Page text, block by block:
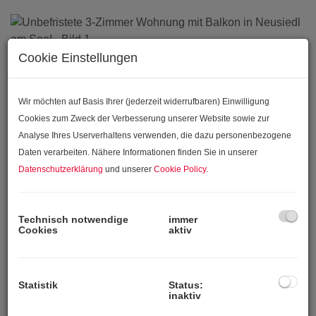
Cookie Einstellungen
Wir möchten auf Basis Ihrer (jederzeit widerrufbaren) Einwilligung
Cookies zum Zweck der Verbesserung unserer Website sowie zur
Analyse Ihres Userverhaltens verwenden, die dazu personenbezogene
Daten verarbeiten. Nähere Informationen finden Sie in unserer
Datenschutzerklärung und unserer Cookie Policy.
Technisch notwendige
Cookies
immer
aktiv
Statistik
Status:
inaktiv